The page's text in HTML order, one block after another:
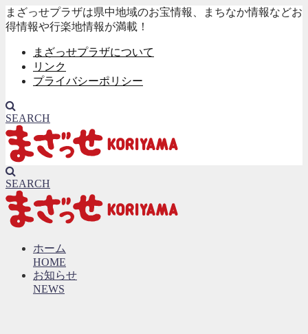
まざっせプラザは県中地域のお宝情報、まちなか情報などお
得情報や行楽地情報が満載！
まざっせプラザについて
リンク
プライバシーポリシー
SEARCH
SEARCH
ホーム
HOME
お知らせ
NEWS